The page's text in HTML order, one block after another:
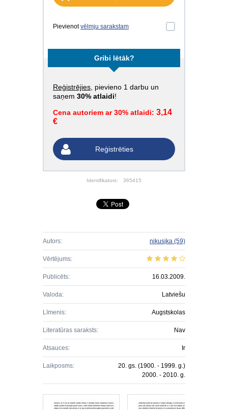
Pievienotvēlmju sarakstam
Gribi lētāk?
Reģistrējies , pievieno 1 darbu un
saņem 30% atlaidi!
Cena autoriem ar 30% atlaidi: 3,14
€
Reģistrēties
Identifikators: 365415
Autors: nikusjka (59)
Vērtējums:
Publicēts: 16.03.2009.
Valoda: Latviešu
Līmenis: Augstskolas
Literatūras saraksts: Nav
Atsauces: Ir
Laikposms:
20. gs. (1900. - 1999. g.)
2000. - 2010. g.